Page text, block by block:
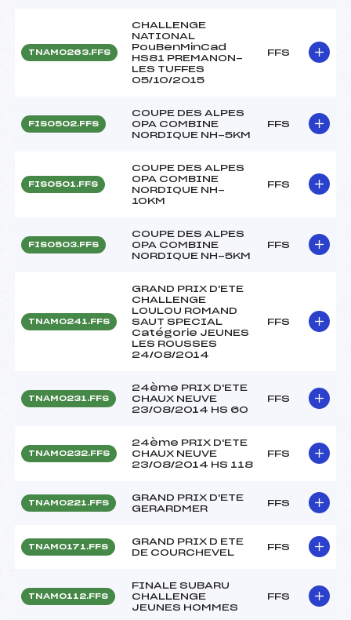
TNAM0263.FFS
CHALLENGE
NATIONAL
PouBenMinCad
HS81 PREMANON-
LES TUFFES
05/10/2015
FFS
FIS0502.FFS
COUPE DES ALPES
OPA COMBINE
NORDIQUE NH-5KM
FFS
FIS0501.FFS
COUPE DES ALPES
OPA COMBINE
NORDIQUE NH-
10KM
FFS
FIS0503.FFS
COUPE DES ALPES
OPA COMBINE
NORDIQUE NH-5KM
FFS
TNAM0241.FFS
GRAND PRIX D'ETE
CHALLENGE
LOULOU ROMAND
SAUT SPECIAL
Catégorie JEUNES
LES ROUSSES
24/08/2014
FFS
TNAM0231.FFS
24ème PRIX D'ETE
CHAUX NEUVE
23/08/2014 HS 60
FFS
TNAM0232.FFS
24ème PRIX D'ETE
CHAUX NEUVE
23/08/2014 HS 118
FFS
TNAM0221.FFS
GRAND PRIX D'ETE
GERARDMER
FFS
TNAM0171.FFS
GRAND PRIX D ETE
DE COURCHEVEL
FFS
TNAM0112.FFS
FINALE SUBARU
CHALLENGE
JEUNES HOMMES
FFS